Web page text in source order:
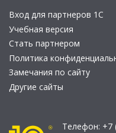
Вход для партнеров 1С
Учебная версия
Стать партнером
Политика
Замечания по сайту
Другие сайты
Телефон: +7